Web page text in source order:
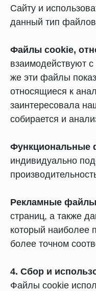
Сайту и
данный тип
Файлы cookie,
взаимодействуют
же эти файлы
относящиеся к
заинтересовала
собирается и
Функциональные
индивидуально
Рекламные
страниц, а также
который наиболее
более точном
4. Сбор и
Файлы cookie